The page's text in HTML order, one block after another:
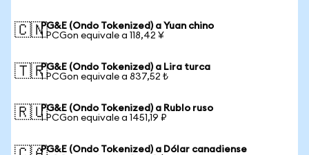
🇨🇳PG&E (Ondo Tokenized) a Yuan chino
1 PCGon equivale a 118,42 ¥
🇹🇷PG&E (Ondo Tokenized) a Lira turca
1 PCGon equivale a 837,52 ₺
🇷🇺PG&E (Ondo Tokenized) a Rublo ruso
1 PCGon equivale a 1451,19 ₽
PG&E (Ondo Tokenized) a Dólar canadiense